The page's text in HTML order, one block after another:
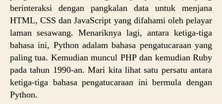
berinteraksi dengan pangkalan data untuk menjana
HTML, CSS dan JavaScript yang difahami oleh pelayar
laman sesawang. Menariknya lagi, antara ketiga-tiga
bahasa ini, Python adalam bahasa pengatucaraan yang
paling tua. Kemudian muncul PHP dan kemudian Ruby
pada tahun 1990-an. Mari kita lihat satu persatu antara
ketiga-tiga bahasa pengatucaraan ini bermula dengan
Python.